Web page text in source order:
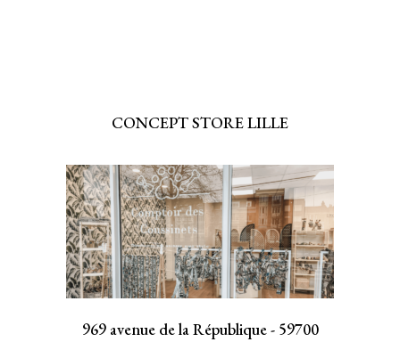
CONCEPT STORE LILLE
969 avenue de la République - 59700